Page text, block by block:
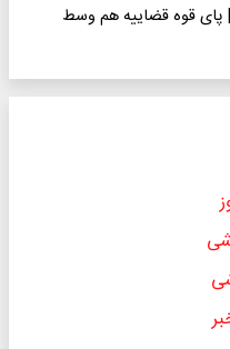
| پای قوه قضاییه هم وسط